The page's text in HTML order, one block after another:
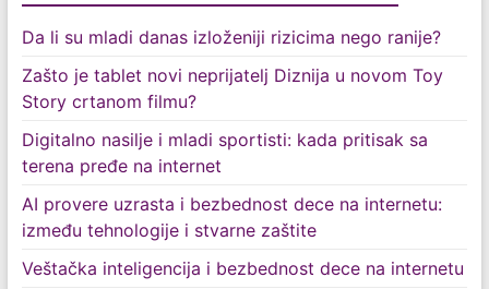
Da li su mladi danas izloženiji rizicima nego ranije?
Zašto je tablet novi neprijatelj Diznija u novom Toy
Story crtanom filmu?
Digitalno nasilje i mladi sportisti: kada pritisak sa
terena pređe na internet
AI provere uzrasta i bezbednost dece na internetu:
između tehnologije i stvarne zaštite
Veštačka inteligencija i bezbednost dece na internetu